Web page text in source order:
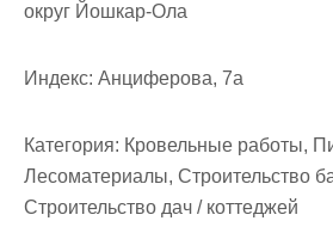
округ Йошкар-Ола
Индекс: Анциферова, 7а
Категория: Кровельные работы,
Лесоматериалы, Строительство
Строительство дач / коттеджей